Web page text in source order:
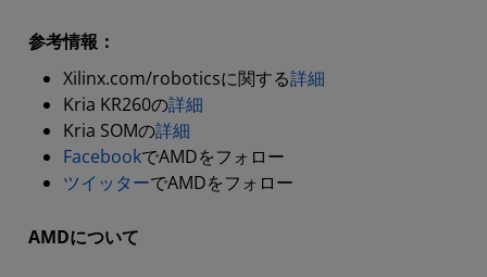
参考情報：
Xilinx.com/roboticsに関する詳細
Kria KR260の詳細
Kria SOMの詳細
FacebookでAMDをフォロー
ツイッターでAMDをフォロー
AMDについて